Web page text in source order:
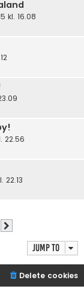
kl. 16.08
22.56
22.13
Jump to
Delete cookies